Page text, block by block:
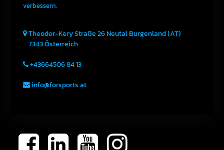
verbessern.
Theodor-Kery Straße 26NeutalBurgenland (AT)
7343Österreich
+43664506 84 13
info@forsports.at